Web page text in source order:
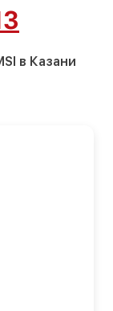
в Казани